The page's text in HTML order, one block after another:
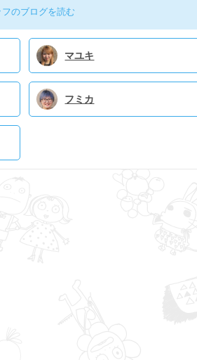
のブログを読む
マユキ
フミカ